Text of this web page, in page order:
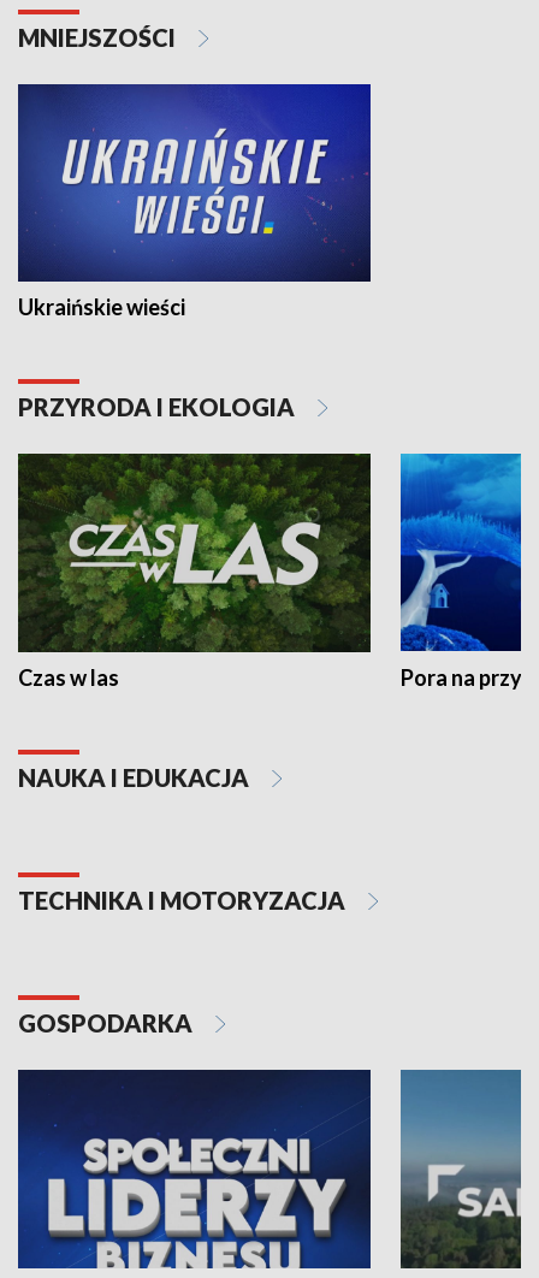
MNIEJSZOŚCI
Ukraińskie wieści
PRZYRODA I EKOLOGIA
Czas w las Pora na
NAUKA I EDUKACJA
TECHNIKA I MOTORYZACJA
GOSPODARKA